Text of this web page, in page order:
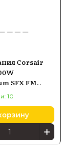
Corsair
SFX FM
10